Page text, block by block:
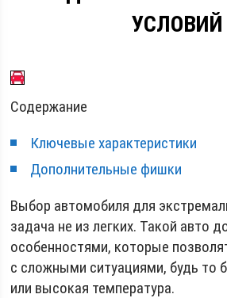
УСЛОВИЙ
Содержание
Ключевые характеристики
Дополнительные фишки
Выбор автомобиля для
задача не из легких. Такой авто
особенностями, которые
с сложными ситуациями, будь то
или высокая температура.